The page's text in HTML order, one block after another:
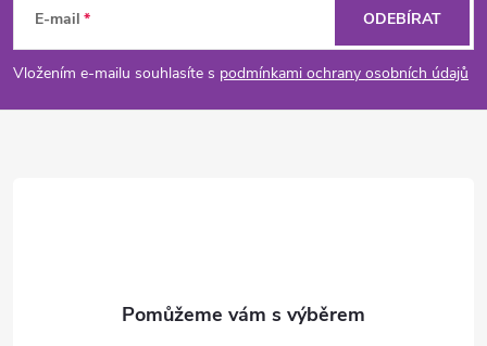
s
u
p
a
E-mail
Vložením e-mailu souhlasíte s podmínkami ochrany osobních údajů
ODEBÍRAT